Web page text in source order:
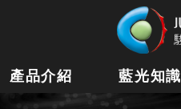
產品介紹 藍光知識